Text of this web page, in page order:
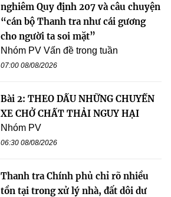
nghiêm Quy định 207 và câu chuyện
“cán bộ Thanh tra như cái gương
cho người ta soi mặt”
Nhóm PV Vấn đề trong tuần
07:00 08/08/2026
Bài 2: THEO DẤU NHỮNG CHUYẾN
XE CHỞ CHẤT THẢI NGUY HẠI
Nhóm PV
06:30 08/08/2026
Thanh tra Chính phủ chỉ rõ nhiều
tồn tại trong xử lý nhà, đất dôi dư